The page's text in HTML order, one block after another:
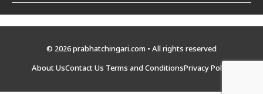
© 2026 prabhatchingari.com • All rights reserved
About UsContact Us Terms and ConditionsPrivacy Policy